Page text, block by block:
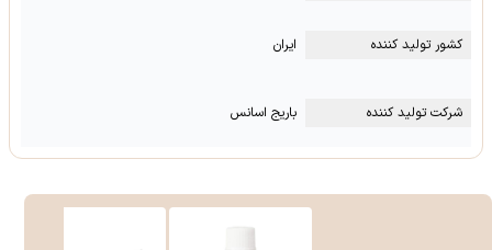
کشور تولید کننده ایران
شرکت تولید کننده باریج اسانس